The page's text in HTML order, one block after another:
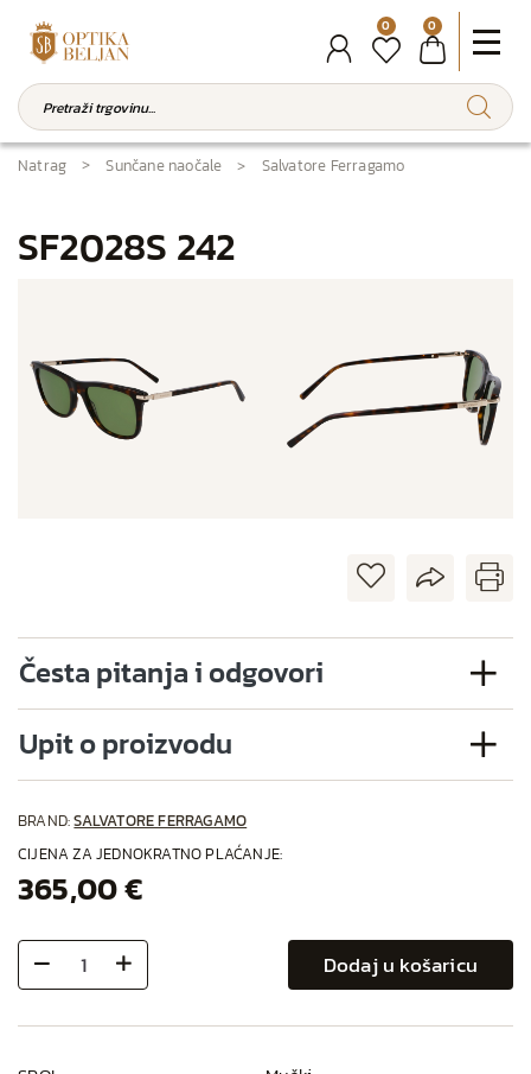
0 0
Natrag Sunčane naočale Salvatore Ferragamo
SF2028S 242
Česta pitanja i odgovori
Upit o proizvodu
BRAND:SALVATORE FERRAGAMO
CIJENA ZA JEDNOKRATNO PLAĆANJE:
365,00 €
Dodaj u košaricu